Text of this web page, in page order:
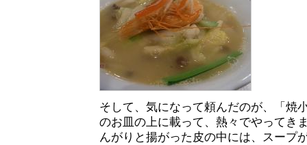
そして、気になって頼んだのが、「焼
のお皿の上に載って、熱々でやってき
んがりと揚がった皮の中には、スープ